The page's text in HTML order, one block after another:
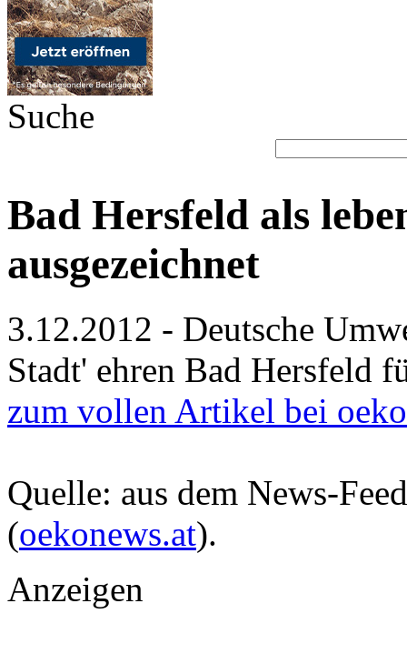
Suche
Bad Hersfeld als
ausgezeichnet
3.12.2012 - Deutsche
Stadt' ehren Bad Hersfeld
zum vollen Artikel bei
Quelle: aus dem News-
(oekonews.at).
Anzeigen